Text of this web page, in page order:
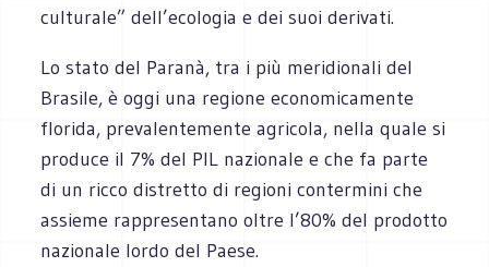
culturale” dell’ecologia e dei suoi derivati.
Lo stato del Paranà, tra i più meridionali del
Brasile, è oggi una regione economicamente
florida, prevalentemente agricola, nella quale si
produce il 7% del PIL nazionale e che fa parte
di un ricco distretto di regioni contermini che
assieme rappresentano oltre l’80% del prodotto
nazionale lordo del Paese.